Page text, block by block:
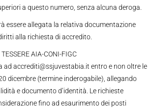
a questo numero, senza alcuna deroga.
essere allegata la relativa documentazione
alla richiesta di accredito.
AIA-CONI-FIGC
ad accrediti@ssjuvestabia.it entro e non oltre le
dicembre (termine inderogabile), allegando
e documento d’identità. Le richieste
fino ad esaurimento dei posti